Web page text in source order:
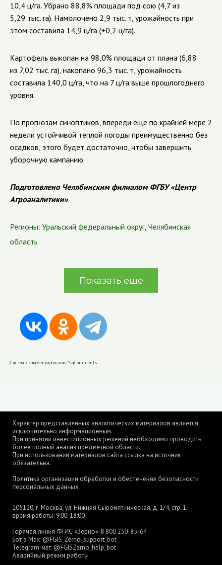
10,4 ц/га. Убрано 88,8% площади под сою (4,7 из
5,29 тыс. га). Намолочено 2,9 тыс. т, урожайность при
этом составила 14,9 ц/га (+0,2 ц/га).
Картофель выкопан на 98,0% площади от плана (6,88
из 7,02 тыс. га), накопано 96,3 тыс. т, урожайность
составила 140,0 ц/га, что на 7 ц/га выше прошлогоднего
уровня.
По прогнозам синоптиков, впереди еще по крайней мере 2
недели устойчивой теплой погоды преимущественно без
осадков, этого будет достаточно, чтобы завершить
уборочную кампанию.
Подготовлено Челябинским филиалом ФГБУ «Центр
Агроаналитики»
Регионы: Уральский федеральный округ, Челябинская
область
Показать еще
Система комментирования SigComments
Характер представленных аналитических материалов является
исключительно информационным.
При принятии инвестиционных решений необходимо проводить
более полный анализ предметной области.
При использовании материалов сайта ссылка на источник
обязательна.
Политика организации обработки и обеспечения безопасности
персональных данных
105120, г. Москва, ул. Нижняя Сыромятническая, д. 1/4, стр. 1
время работы: 9:00-18:00
Горячая линия ФГИС «Зерно»: 8 800 250-85-64
Бот в Max: @FGIS_Zerno_support_bot
Telegram-чат: @FGISZerno_help_bot
Аварийный режим работы